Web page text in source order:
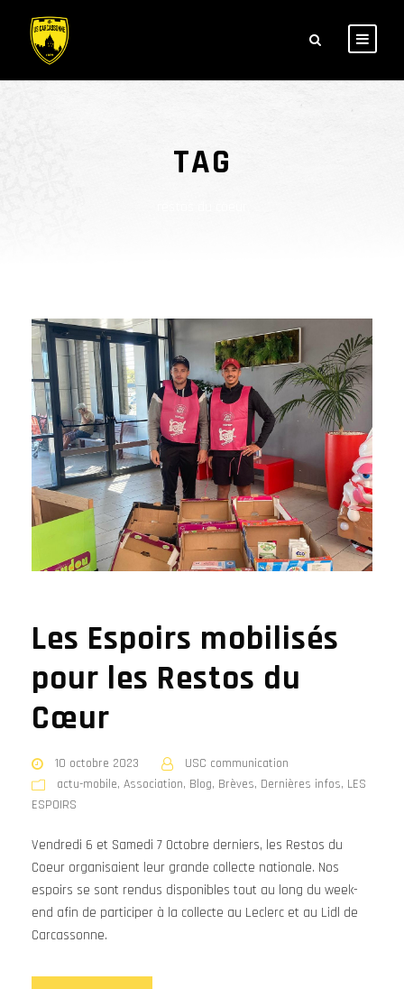
TAG
Les Espoirs mobilisés
pour les Restos du
Cœur
10 octobre 2023
USC communication
actu-mobile, Association, Blog, Brèves, Dernières infos, LES
ESPOIRS
Vendredi 6 et Samedi 7 Octobre derniers, les Restos du
Coeur organisaient leur grande collecte nationale. Nos
espoirs se sont rendus disponibles tout au long du week-
end afin de participer à la collecte au Leclerc et au Lidl de
Carcassonne.